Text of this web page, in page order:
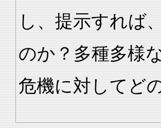
し、提示すれば
のか？多種多様
危機に対してど